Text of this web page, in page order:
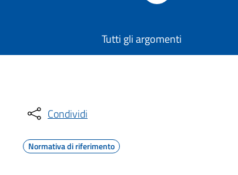
Tutti gli argomenti
Condividi
Normativa di riferimento